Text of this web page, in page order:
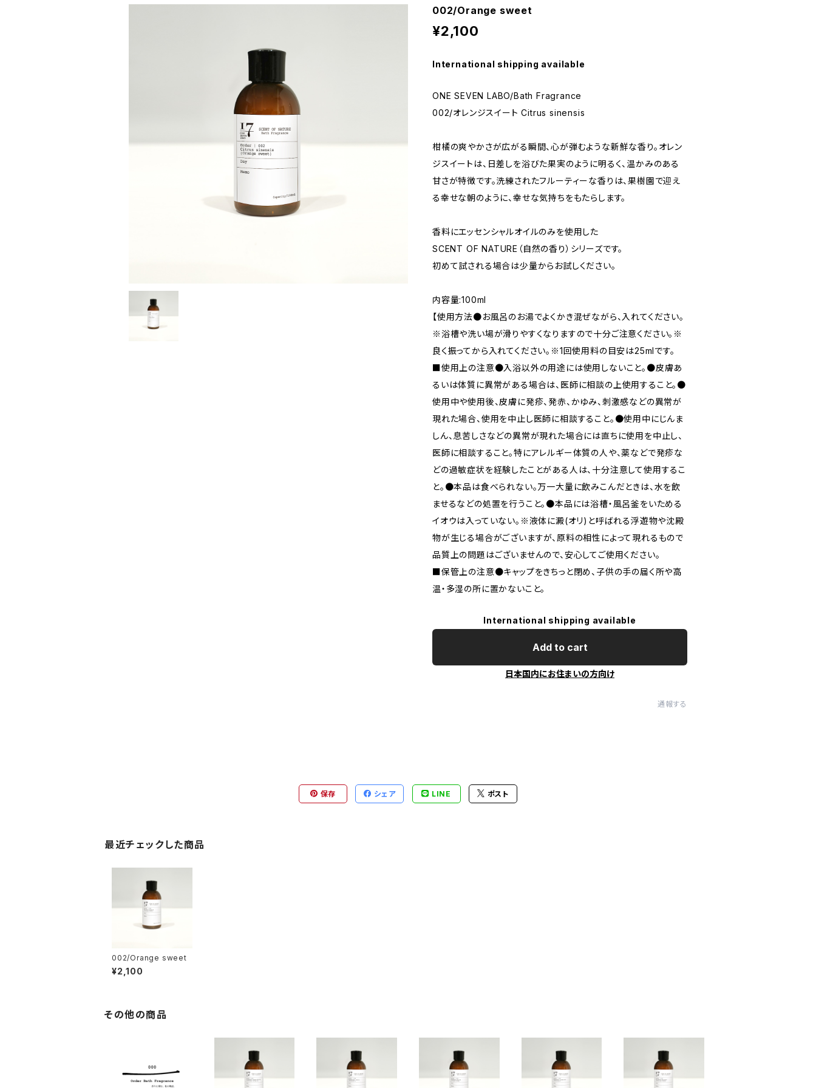
002/Orange sweet
¥2,100
International shipping available
ONE SEVEN LABO/Bath Fragrance
002/オレンジスイート Citrus sinensis
柑橘の爽やかさが広がる瞬間、心が弾むような新鮮な香り。オレン
ジスイートは、日差しを浴びた果実のように明るく、温かみのある
甘さが特徴です。洗練されたフルーティーな香りは、果樹園で迎え
る幸せな朝のように、幸せな気持ちをもたらします。
香料にエッセンシャルオイルのみを使用した
SCENT OF NATURE（自然の香り）シリーズです。
初めて試される場合は少量からお試しください。
内容量:100ml
【使用方法●お風呂のお湯でよくかき混ぜながら、入れてください。
※浴槽や洗い場が滑りやすくなりますので十分ご注意ください。※
良く振ってから入れてください。※1回使用料の目安は25mlです。
■使用上の注意●入浴以外の用途には使用しないこと。●皮膚あ
るいは体質に異常がある場合は、医師に相談の上使用すること。●
使用中や使用後、皮膚に発疹、発赤、かゆみ、刺激感などの異常が
現れた場合、使用を中止し医師に相談すること。●使用中にじんま
しん、息苦しさなどの異常が現れた場合には直ちに使用を中止し、
医師に相談すること。特にアレルギー体質の人や、薬などで発疹な
どの過敏症状を経験したことがある人は、十分注意して使用するこ
と。●本品は食べられない。万一大量に飲みこんだときは、水を飲
ませるなどの処置を行うこと。●本品には浴槽・風呂釜をいためる
イオウは入っていない。※液体に澱(オリ)と呼ばれる浮遊物や沈殿
物が生じる場合がございますが、原料の相性によって現れるもので
品質上の問題はございませんので、安心してご使用ください。
■保管上の注意●キャップをきちっと閉め、子供の手の届く所や高
温・多湿の所に置かないこと。
International shipping available
Add to cart
日本国内にお住まいの方向け
通報する
保存 シェア LINE ポスト
最近チェックした商品
002/Orange sweet
¥2,100
その他の商品